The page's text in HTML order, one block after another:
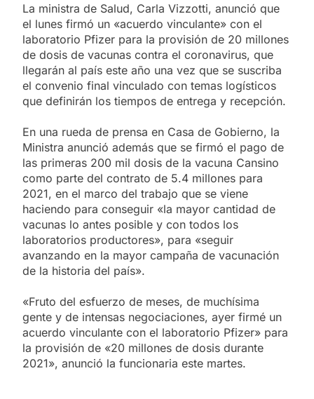
La ministra de Salud, Carla Vizzotti, anunció que
el lunes firmó un «acuerdo vinculante» con el
laboratorio Pfizer para la provisión de 20 millones
de dosis de vacunas contra el coronavirus, que
llegarán al país este año una vez que se suscriba
el convenio final vinculado con temas logísticos
que definirán los tiempos de entrega y recepción.
En una rueda de prensa en Casa de Gobierno, la
Ministra anunció además que se firmó el pago de
las primeras 200 mil dosis de la vacuna Cansino
como parte del contrato de 5.4 millones para
2021, en el marco del trabajo que se viene
haciendo para conseguir «la mayor cantidad de
vacunas lo antes posible y con todos los
laboratorios productores», para «seguir
avanzando en la mayor campaña de vacunación
de la historia del país».
«Fruto del esfuerzo de meses, de muchísima
gente y de intensas negociaciones, ayer firmé un
acuerdo vinculante con el laboratorio Pfizer» para
la provisión de «20 millones de dosis durante
2021», anunció la funcionaria este martes.